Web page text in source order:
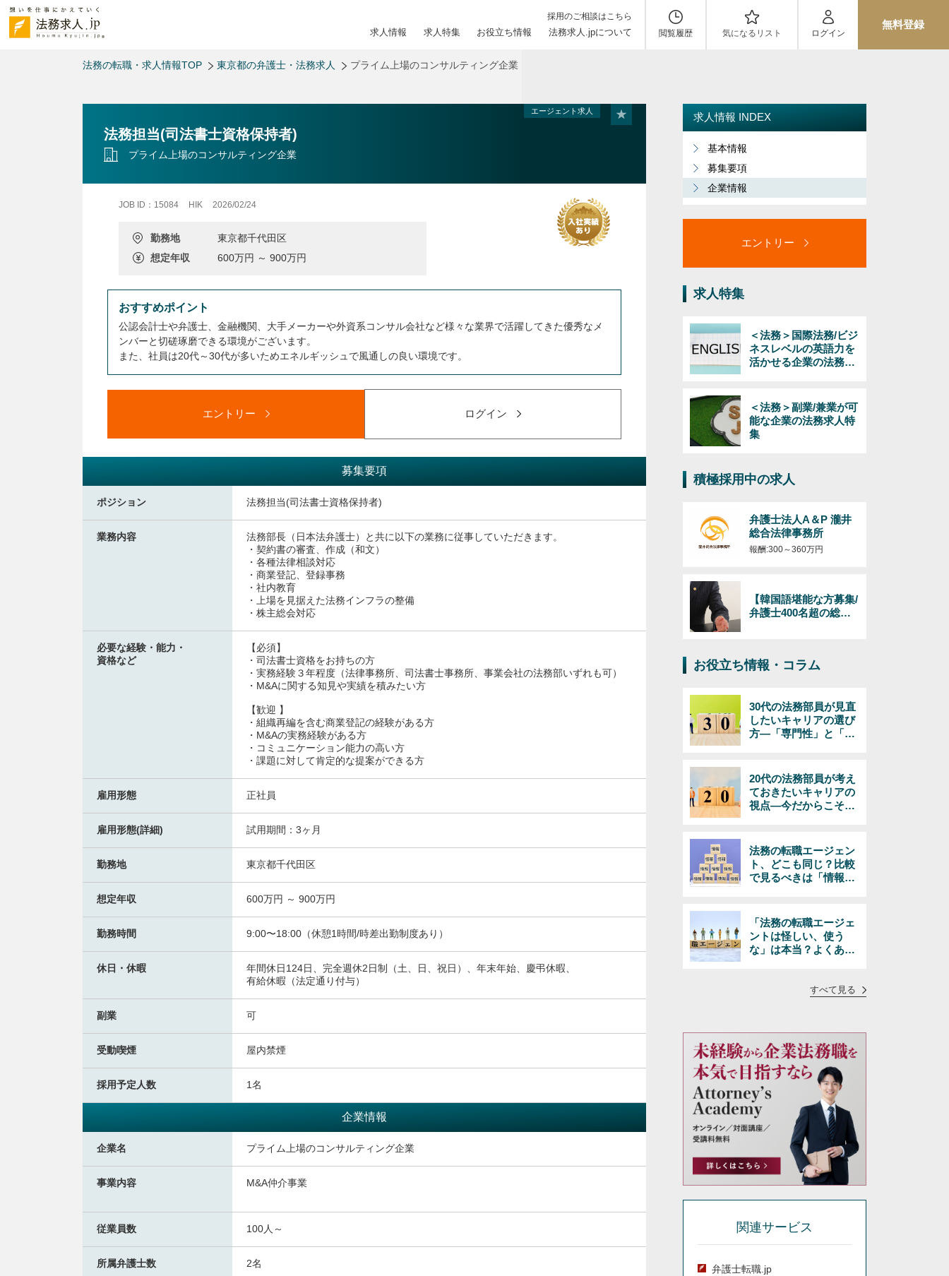
採用のご相談はこちら
求人情報 求人特集 お役立ち情報 法務求人.jpについて 閲覧履歴 気になるリスト ログイン
無料登録
法務の転職・求人情報TOP 東京都の弁護士・法務求人 プライム上場のコンサルティング企業
エージェント求人
法務担当(司法書士資格保持者)
プライム上場のコンサルティング企業
JOB ID：15084 HIK 2026/02/24
勤務地
東京都千代田区
想定年収
600万円 ～ 900万円
おすすめポイント
公認会計士や弁護士、金融機関、大手メーカーや外資系コンサル会社など様々な業界で活躍してきた優秀なメ
ンバーと切磋琢磨できる環境がございます。
また、社員は20代～30代が多いためエネルギッシュで風通しの良い環境です。
エントリー ログイン
募集要項
ポジション 法務担当(司法書士資格保持者)
業務内容
法務部長（日本法弁護士）と共に以下の業務に従事していただきます。
・契約書の審査、作成（和文）
・各種法律相談対応
・商業登記、登録事務
・社内教育
・上場を見据えた法務インフラの整備
・株主総会対応
必要な経験・能力・
資格など
【必須】
・司法書士資格をお持ちの方
・実務経験３年程度（法律事務所、司法書士事務所、事業会社の法務部いずれも可）
・M&Aに関する知見や実績を積みたい方
【歓迎 】
・組織再編を含む商業登記の経験がある方
・M&Aの実務経験がある方
・コミュニケーション能力の高い方
・課題に対して肯定的な提案ができる方
雇用形態 正社員
雇用形態(詳細) 試用期間：3ヶ月
勤務地 東京都千代田区
想定年収 600万円 ～ 900万円
勤務時間 9:00〜18:00（休憩1時間/時差出勤制度あり）
休日・休暇
年間休日124日、完全週休2日制（土、日、祝日）、年末年始、慶弔休暇、
有給休暇（法定通り付与）
副業 可
受動喫煙 屋内禁煙
採用予定人数 1名
企業情報
企業名 プライム上場のコンサルティング企業
事業内容 M&A仲介事業
従業員数 100人～
所属弁護士数 2名
求人情報 INDEX
基本情報
募集要項
企業情報
エントリー
求人特集
＜法務＞国際法務/ビジ
ネスレベルの英語力を
活かせる企業の法務求
＜法務＞副業/兼業が可
能な企業の法務求人特
集
積極採用中の求人
弁護士法人A＆P 瀧井
総合法律事務所
報酬:300～360万円
【韓国語堪能な方募集/
弁護士400名超の総合
ド）対応の弁護士/韓国
お役立ち情報・コラム
30代の法務部員が見直
したいキャリアの選び
方―「専門性」と「マ
20代の法務部員が考え
ておきたいキャリアの
視点―今だからこそで
法務の転職エージェン
ト、どこも同じ？比較
で見るべきは「情報の
「法務の転職エージェ
ントは怪しい、使う
な」は本当？よくある
すべて見る
関連サービス
弁護士転職.jp